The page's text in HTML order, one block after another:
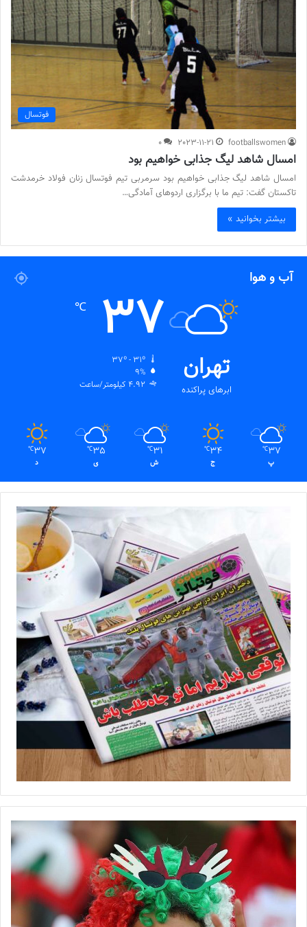
فوتسال
footballswomen
2023-11-21
0
امسال شاهد لیگ جذابی خواهیم بود
امسال شاهد لیگ جذابی خواهیم بود سرمربی تیم فوتسال زنان فولاد خرمدشت
تاکستان گفت: تیم ما با برگزاری اردوهای آمادگی…
بیشتر بخوانید »
آب و هوا
تهران
ابرهای پراکنده
37
℃
9%
4.92 کیلومتر/ساعت
37
℃
پ
34
℃
ج
31
℃
ش
35
℃
ی
37
℃
د